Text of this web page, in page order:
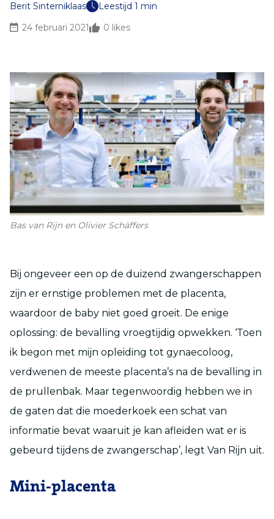
Berit Sinterniklaas
Leestijd 1 min
24 februari 2021
0 likes
Bas van Rijn en Olivier Schäffers
Bij ongeveer een op de duizend zwangerschappen
zijn er ernstige problemen met de placenta,
waardoor de baby niet goed groeit. De enige
oplossing: de bevalling vroegtijdig opwekken. ‘Toen
ik begon met mijn opleiding tot gynaecoloog,
verdwenen de meeste placenta’s na de bevalling in
de prullenbak. Maar tegenwoordig hebben we in
de gaten dat die moederkoek een schat van
informatie bevat waaruit je kan afleiden wat er is
gebeurd tijdens de zwangerschap’, legt Van Rijn uit.
Mini-placenta